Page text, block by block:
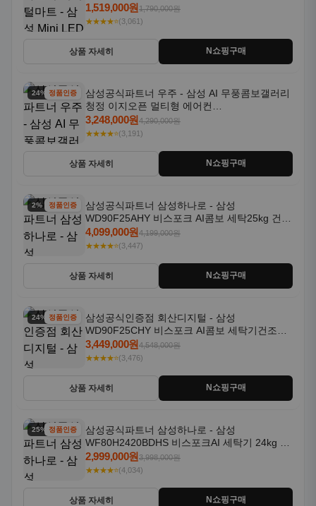
1,519,000원1,790,000원
★★★★⭐(3,061)
상품 자세히 N쇼핑구매
24% 할인정품인증
삼성공식파트너 우주 - 삼성 AI 무풍콤보갤러리
청정 이지오픈 멀티형 에어컨
AF80F17D22WRS 기본설치포함
3,248,000원4,290,000원
★★★★⭐(3,191)
상품 자세히 N쇼핑구매
2% 할인정품인증
삼성공식파트너 삼성하나로 - 삼성
WD90F25AHY 비스포크 AI콤보 세탁25kg 건조
18kg 자동문열림 1등급
4,099,000원4,199,000원
★★★★⭐(3,447)
상품 자세히 N쇼핑구매
24% 할인정품인증
삼성공식인증점 회산디지털 - 삼성
WD90F25CHY 비스포크 AI콤보 세탁기건조기
일체형 25kg+18kg 1등급
3,449,000원4,548,000원
★★★★⭐(3,476)
상품 자세히 N쇼핑구매
25% 할인정품인증
삼성공식파트너 삼성하나로 - 삼성
WF80H2420BDHS 비스포크AI 세탁기 24kg 건
조기 20kg 세제자동투입
2,999,000원3,998,000원
★★★★⭐(4,034)
상품 자세히 N쇼핑구매